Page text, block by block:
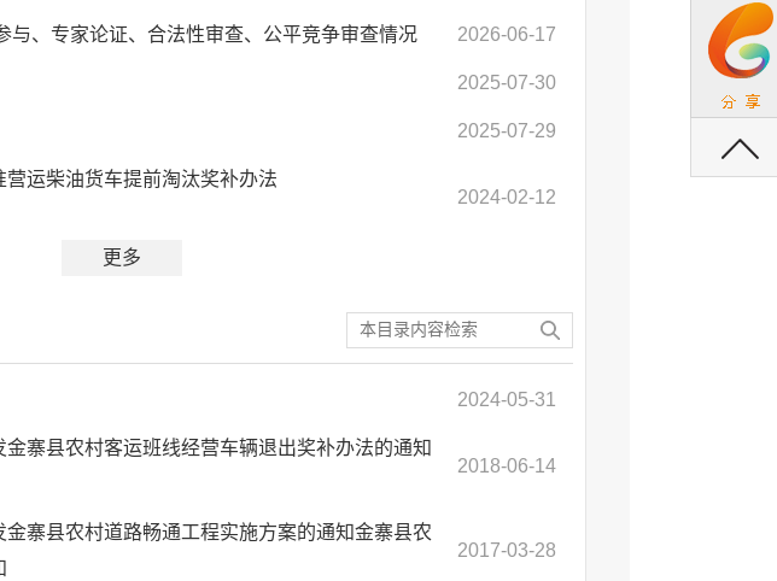
与、专家论证、合法性审查、公平竞争审查情况 2026-06-17
2025-07-30
2025-07-29
运柴油货车提前淘汰奖补办法
2024-02-12
更多
2024-05-31
寨县农村客运班线经营车辆退出奖补办法的通知
2018-06-14
寨县农村道路畅通工程实施方案的通知金寨县农
2017-03-28